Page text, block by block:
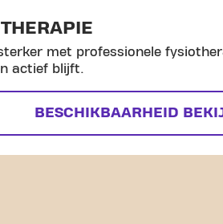
met professionele
actief blijft.
BESCHIKBAARHEID